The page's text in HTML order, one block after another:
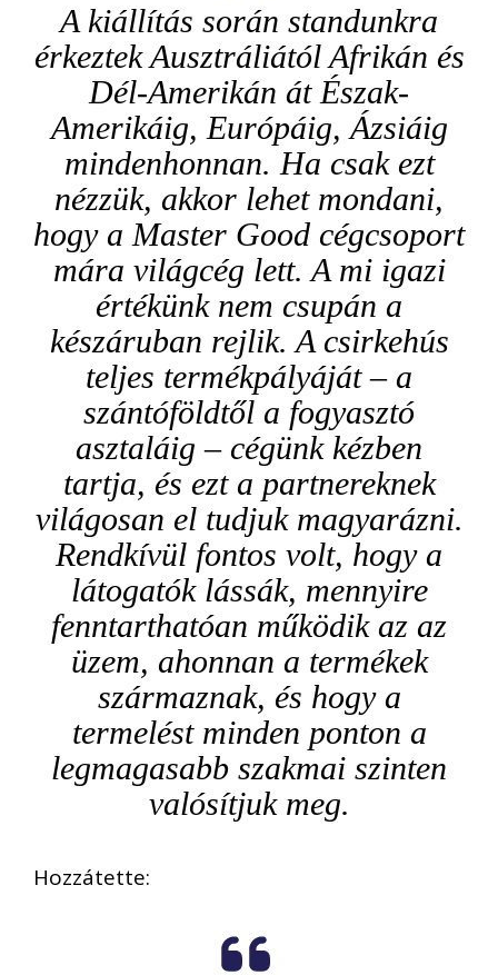
A kiállítás során standunkra
érkeztek Ausztráliától Afrikán és
Dél-Amerikán át Észak-
Amerikáig, Európáig, Ázsiáig
mindenhonnan. Ha csak ezt
nézzük, akkor lehet mondani,
hogy a Master Good cégcsoport
mára világcég lett. A mi igazi
értékünk nem csupán a
készáruban rejlik. A csirkehús
teljes termékpályáját – a
szántóföldtől a fogyasztó
asztaláig – cégünk kézben
tartja, és ezt a partnereknek
világosan el tudjuk magyarázni.
Rendkívül fontos volt, hogy a
látogatók lássák, mennyire
fenntarthatóan működik az az
üzem, ahonnan a termékek
származnak, és hogy a
termelést minden ponton a
legmagasabb szakmai szinten
valósítjuk meg.
Hozzátette: